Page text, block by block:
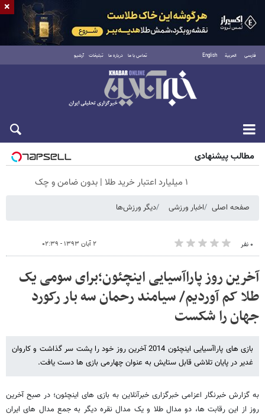
فارسی العربية English تماس با ما درباره ما تبلیغات آرشیو
شنبه ۱۷ مرداد ۱۴۰۵
مطالب پیشنهادی
۱ میلیارد اعتبار خرید طلا | بدون ضامن و چک
صفحه اصلی اخبار ورزشی دیگر ورزش‌ها
۰ نفر ۲ آبان ۱۳۹۳ - ۰۲:۳۹
آخرین روز پاراآسیایی اینچئون؛برای سومی یک
طلا کم آوردیم/ سیامند رحمان سه بار رکورد
جهان را شکست
بازی های پاراآسیایی اینچئون 2014 آخرین روز خود را پشت سر گذاشت و کاروان
غدیر در پایان تلاشی قابل ستایش به عنوان چهارمی بازی ها دست یافت.
به گزارش خبرنگار اعزامی خبرگزاری خبرآنلاین به بازی های اینچئون؛ در صبح آخرین
روز از این رقابت ها، دو مدال طلا و یک مدال نقره دیگر به جمع مدال های ایران
×